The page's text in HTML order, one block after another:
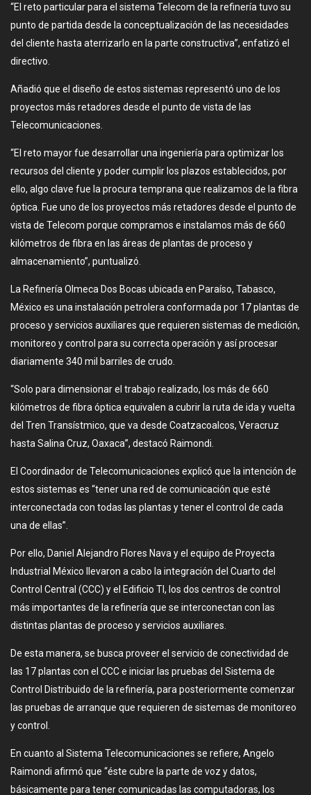
“El reto particular para el sistema Telecom de la refinería tuvo su
punto de partida desde la conceptualización de las necesidades
del cliente hasta aterrizarlo en la parte constructiva”, enfatizó el
directivo.
Añadió que el diseño de estos sistemas representó uno de los
proyectos más retadores desde el punto de vista de las
Telecomunicaciones.
“El reto mayor fue desarrollar una ingeniería para optimizar los
recursos del cliente y poder cumplir los plazos establecidos, por
ello, algo clave fue la procura temprana que realizamos de la fibra
óptica. Fue uno de los proyectos más retadores desde el punto de
vista de Telecom porque compramos e instalamos más de 660
kilómetros de fibra en las áreas de plantas de proceso y
almacenamiento”, puntualizó.
La Refinería Olmeca Dos Bocas ubicada en Paraíso, Tabasco,
México es una instalación petrolera conformada por 17 plantas de
proceso y servicios auxiliares que requieren sistemas de medición,
monitoreo y control para su correcta operación y así procesar
diariamente 340 mil barriles de crudo.
“Solo para dimensionar el trabajo realizado, los más de 660
kilómetros de fibra óptica equivalen a cubrir la ruta de ida y vuelta
del Tren Transístmico, que va desde Coatzacoalcos, Veracruz
hasta Salina Cruz, Oaxaca”, destacó Raimondi.
El Coordinador de Telecomunicaciones explicó que la intención de
estos sistemas es “tener una red de comunicación que esté
interconectada con todas las plantas y tener el control de cada
una de ellas”.
Por ello, Daniel Alejandro Flores Nava y el equipo de Proyecta
Industrial México llevaron a cabo la integración del Cuarto del
Control Central (CCC) y el Edificio TI, los dos centros de control
más importantes de la refinería que se interconectan con las
distintas plantas de proceso y servicios auxiliares.
De esta manera, se busca proveer el servicio de conectividad de
las 17 plantas con el CCC e iniciar las pruebas del Sistema de
Control Distribuido de la refinería, para posteriormente comenzar
las pruebas de arranque que requieren de sistemas de monitoreo
y control.
En cuanto al Sistema Telecomunicaciones se refiere, Angelo
Raimondi afirmó que “éste cubre la parte de voz y datos,
básicamente para tener comunicadas las computadoras, los